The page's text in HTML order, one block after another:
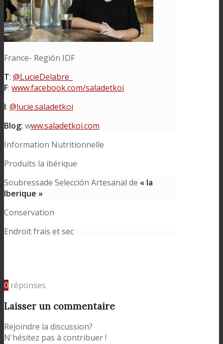
France- Región IDF
T: @LucieDelabre_
F: www.facebook.com/saladetkoi
I: @lucie.saladetkoi
Blog: www.saladetkoi.com
Information Nutritionnelle
Produits la ibérique
Soubressade Selección Artesanal de « la
Iberique »
Conservation
Endroit frais et sec
0 réponses
Laisser un commentaire
Rejoindre la discussion?
N'hésitez pas à contribuer !